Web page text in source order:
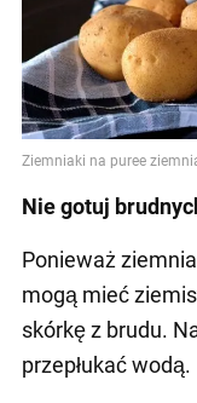
Nie gotuj
Ponieważ
mogą mieć
skórkę z brudu.
przepłukać wodą.